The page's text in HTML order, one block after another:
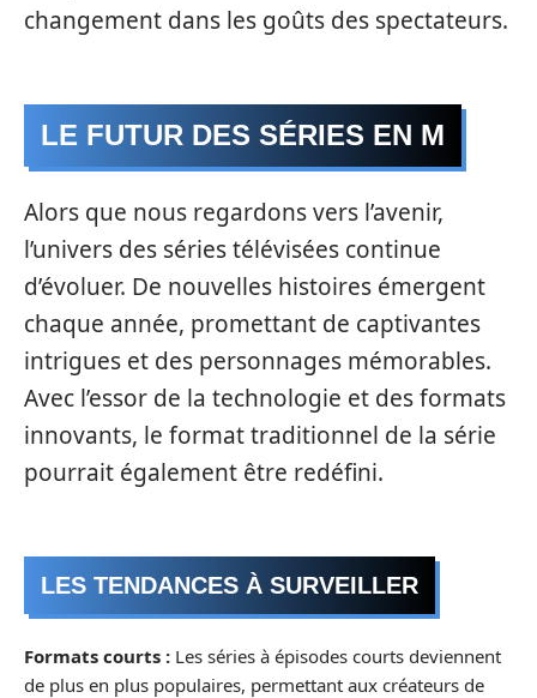
changement dans les goûts des spectateurs.
LE FUTUR DES SÉRIES EN M
Alors que nous regardons vers l’avenir,
l’univers des séries télévisées continue
d’évoluer. De nouvelles histoires émergent
chaque année, promettant de captivantes
intrigues et des personnages mémorables.
Avec l’essor de la technologie et des formats
innovants, le format traditionnel de la série
pourrait également être redéfini.
LES TENDANCES À SURVEILLER
Formats courts : Les séries à épisodes courts deviennent
de plus en plus populaires, permettant aux créateurs de